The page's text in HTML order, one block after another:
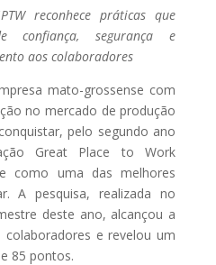
reconhece práticas que
confiança, segurança e
aos colaboradores
mato-grossense com
no mercado de produção
pelo segundo ano
Great Place to Work
como uma das melhores
A pesquisa, realizada no
deste ano, alcançou a
e revelou um
85 pontos.